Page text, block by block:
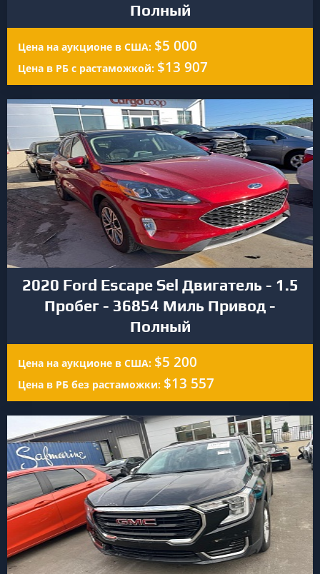
Полный
Цена на аукционе в США: $5 000
Цена в РБ с растаможкой: $13 907
2020 Ford Escape Sel Двигатель - 1.5
Пробег - 36854 Миль Привод -
Полный
Цена на аукционе в США: $5 200
Цена в РБ без растаможки: $13 557